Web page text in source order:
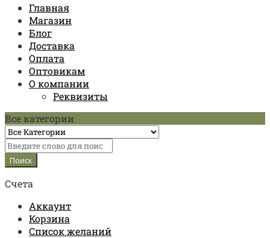
Главная
Магазин
Блог
Доставка
Оплата
Оптовикам
О компании
Реквизиты
Все категории
Счета
Аккаунт
Корзина
Список желаний